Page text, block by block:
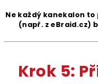
Ne každý kanekalon
(např. z eBraid.cz)
Krok 5: